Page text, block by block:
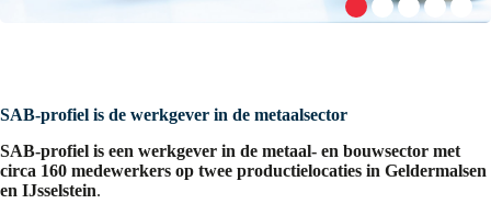
SAB-profiel is de werkgever in de metaalsector
SAB-profiel is een werkgever in de metaal- en bouwsector met
circa 160 medewerkers op twee productielocaties in Geldermalsen
en IJsselstein.